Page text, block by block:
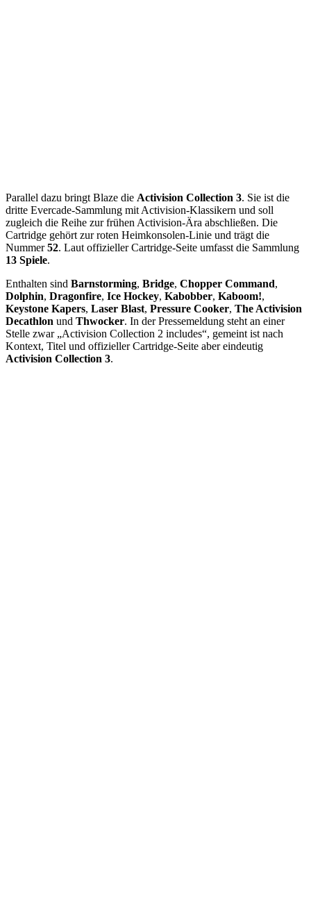
Parallel dazu bringt Blaze die Activision Collection 3. Sie ist die
dritte Evercade-Sammlung mit Activision-Klassikern und soll
zugleich die Reihe zur frühen Activision-Ära abschließen. Die
Cartridge gehört zur roten Heimkonsolen-Linie und trägt die
Nummer52. Laut offizieller Cartridge-Seite umfasst die Sammlung
13 Spiele.
Enthalten sind Barnstorming, Bridge, Chopper Command,
Dolphin, Dragonfire, Ice Hockey, Kabobber, Kaboom!,
Keystone Kapers, Laser Blast, Pressure Cooker, The Activision
Decathlon und Thwocker. In der Pressemeldung steht an einer
Stelle zwar „Activision Collection 2 includes“, gemeint ist nach
Kontext, Titel und offizieller Cartridge-Seite aber eindeutig
Activision Collection 3.